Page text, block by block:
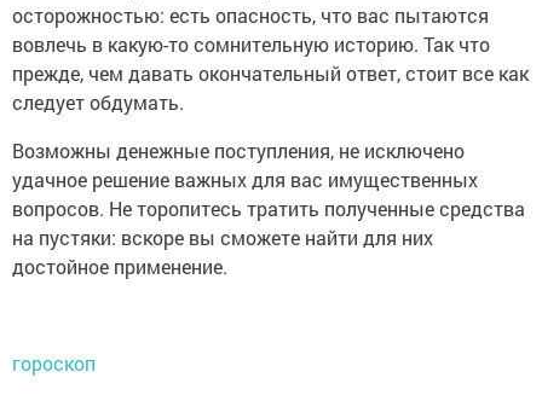
осторожностью: есть опасность, что вас пытаются
вовлечь в какую-то сомнительную историю. Так что
прежде, чем давать окончательный ответ, стоит все как
следует обдумать.
Возможны денежные поступления, не исключено
удачное решение важных для вас имущественных
вопросов. Не торопитесь тратить полученные средства
на пустяки: вскоре вы сможете найти для них
достойное применение.
гороскоп